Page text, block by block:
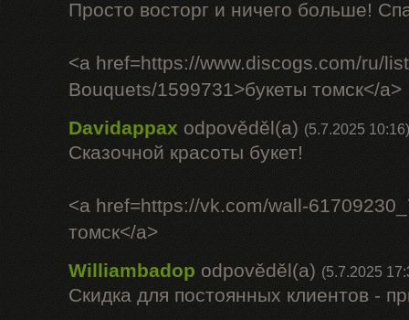
Просто восторг и ничего больше!
<a href=https://www.discogs.com/ru/
Bouquets/1599731>букеты томск</a>
Davidappax odpověděl(a) (5.7.2025 10:16)
Сказочной красоты букет!
<a href=https://vk.com/wall-
томск</a>
Williambadop odpověděl(a) (5.7.2025
Скидка для постоянных клиентов -